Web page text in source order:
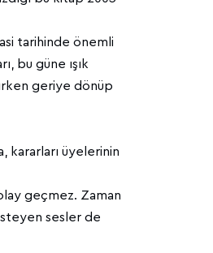
tarihinde önemli
bu güne ışık
geriye dönüp
kararları üyelerinin
geçmez. Zaman
sesler de